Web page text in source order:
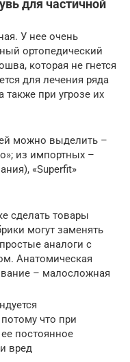
для частичной
У нее очень
ортопедический
которая не гнется
для лечения ряда
также при угрозе их
можно выделить –
из импортных –
«Superfit»
сделать товары
могут заменять
аналоги с
Анатомическая
– малосложная
что при
постоянное
вред